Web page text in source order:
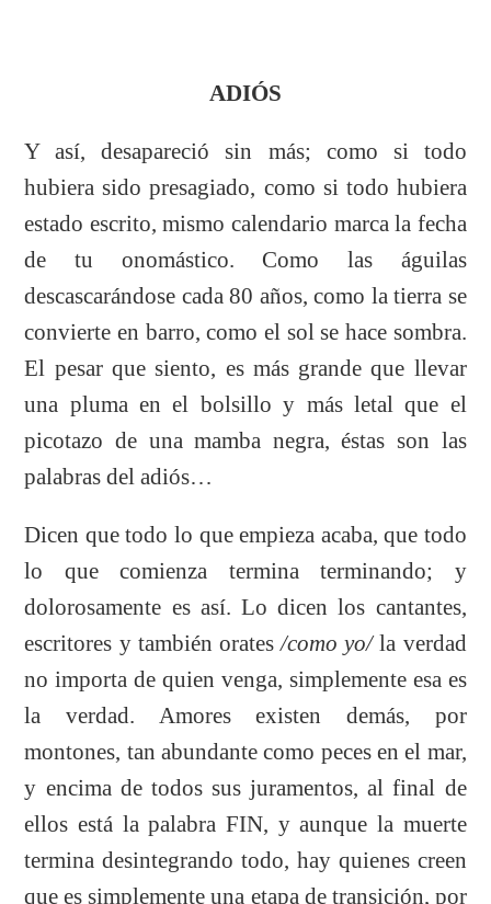
ADIÓS
Y así, desapareció sin más; como si todo
hubiera sido presagiado, como si todo hubiera
estado escrito, mismo calendario marca la fecha
de tu onomástico. Como las águilas
descascarándose cada 80 años, como la tierra se
convierte en barro, como el sol se hace sombra.
El pesar que siento, es más grande que llevar
una pluma en el bolsillo y más letal que el
picotazo de una mamba negra, éstas son las
palabras del adiós…
Dicen que todo lo que empieza acaba, que todo
lo que comienza termina terminando; y
dolorosamente es así. Lo dicen los cantantes,
escritores y también orates/como yo/la verdad
no importa de quien venga, simplemente esa es
la verdad. Amores existen demás, por
montones, tan abundante como peces en el mar,
y encima de todos sus juramentos, al final de
ellos está la palabra FIN, y aunque la muerte
termina desintegrando todo, hay quienes creen
que es simplemente una etapa de transición, por